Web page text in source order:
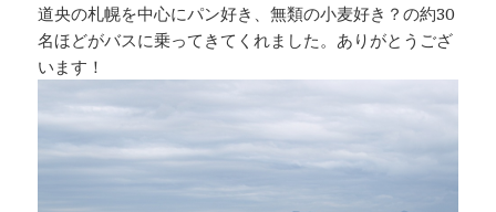
道央の札幌を中心にパン好き、無類の小麦好き？の約30
名ほどがバスに乗ってきてくれました。ありがとうござ
います！